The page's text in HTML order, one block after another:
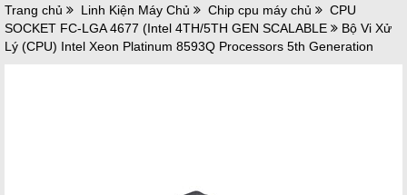
Trang chủ Linh Kiện Máy Chủ Chip cpu máy chủ
CPU
SOCKET FC-LGA 4677 (Intel 4TH/5TH GEN SCALABLE
Bộ Vi Xử
Lý (CPU) Intel Xeon Platinum 8593Q Processors 5th Generation